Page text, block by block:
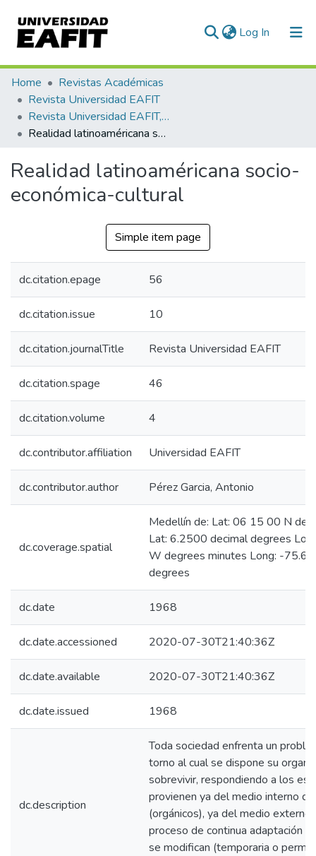
Log In (current)
Communities & Collections
All of DSpace
Statistics
Home
Revistas Académicas
Revista Universidad EAFIT
Revista Universidad EAFIT, Vol. 04, Núm. 10 (1968)
Realidad latinoaméricana socio-económica-cultural
Realidad latinoaméricana socio-
económica-cultural
Simple item page
dc.citation.epage 56
dc.citation.issue 10
dc.citation.journalTitle Revista Universidad EAFIT
dc.citation.spage 46
dc.citation.volume 4
dc.contributor.affiliation Universidad EAFIT
dc.contributor.author Pérez Garcia, Antonio
dc.coverage.spatial
Medellín de: Lat: 06 15 00 N
Lat: 6.2500 decimal degrees
W degrees minutes Long: -
degrees
dc.date 1968
dc.date.accessioned 2020-07-30T21:40:36Z
dc.date.available 2020-07-30T21:40:36Z
dc.date.issued 1968
dc.description
Toda sociedad enfrenta un
torno al cual se dispone su
sobrevivir, respondiendo a los
provienen ya del medio interno
(orgánicos), ya del medio externo
proceso de continua adaptación a
se modifican (temporaria o